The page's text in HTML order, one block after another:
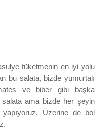
tüketmenin en iyi yolu
bu salata, bizde yumurtalı
ve biber gibi başka
salata ama bizde her şeyin
Üzerine de bol